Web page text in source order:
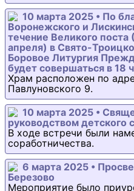
10 марта 2025 • По
Воронежского и
течение Великого поста
апреля) в Свято-
Боровое Литургия
будет совершаться в 18
Храм расположен по
Павлуновского 9.
10 марта 2025 •
руководством детского
В ходе встречи были
соработничества.
6 марта 2025 •
Березово
Мероприятие было